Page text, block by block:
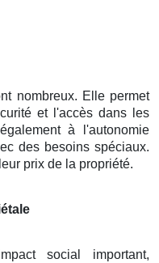
nombreux. Elle permet
et l'accès dans les
à l'autonomie
des besoins spéciaux.
prix de la propriété.
social important,